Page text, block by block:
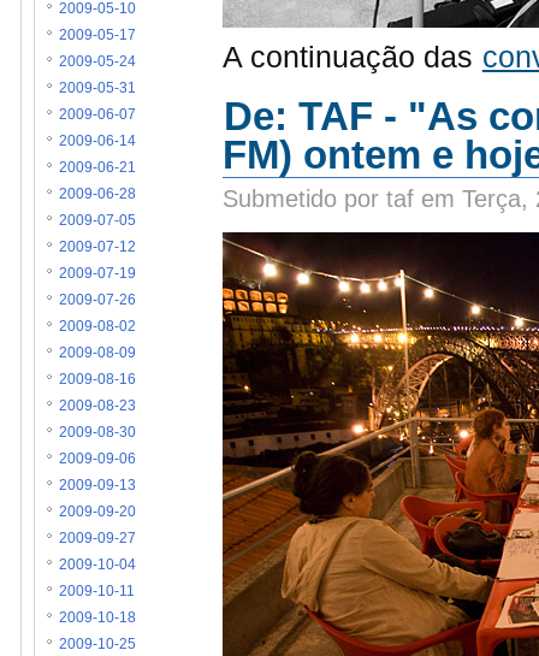
A continuação das
De: TAF - "As
FM) ontem e
Submetido por taf em Terça,
2009-05-10
2009-05-17
2009-05-24
2009-05-31
2009-06-07
2009-06-14
2009-06-21
2009-06-28
2009-07-05
2009-07-12
2009-07-19
2009-07-26
2009-08-02
2009-08-09
2009-08-16
2009-08-23
2009-08-30
2009-09-06
2009-09-13
2009-09-20
2009-09-27
2009-10-04
2009-10-11
2009-10-18
2009-10-25